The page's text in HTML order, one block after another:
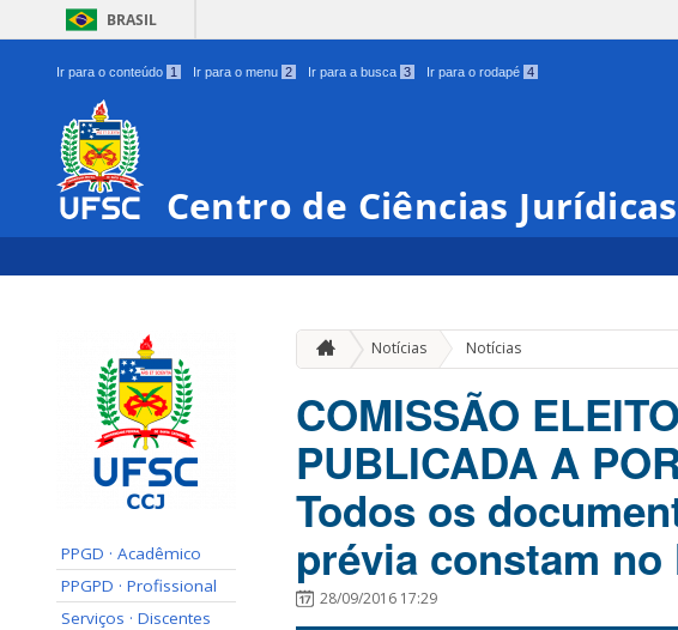
BRASIL
Ir para o conteúdo 1 Ir para o menu 2 Ir para a busca 3 Ir para o rodapé 4
Centro de Ciências Jurídicas
PPGD · Acadêmico
PPGPD · Profissional
Serviços · Discentes
Notícias Notícias
COMISSÃO
PUBLICADA A
Todos os
prévia constam
28/09/2016 17:29